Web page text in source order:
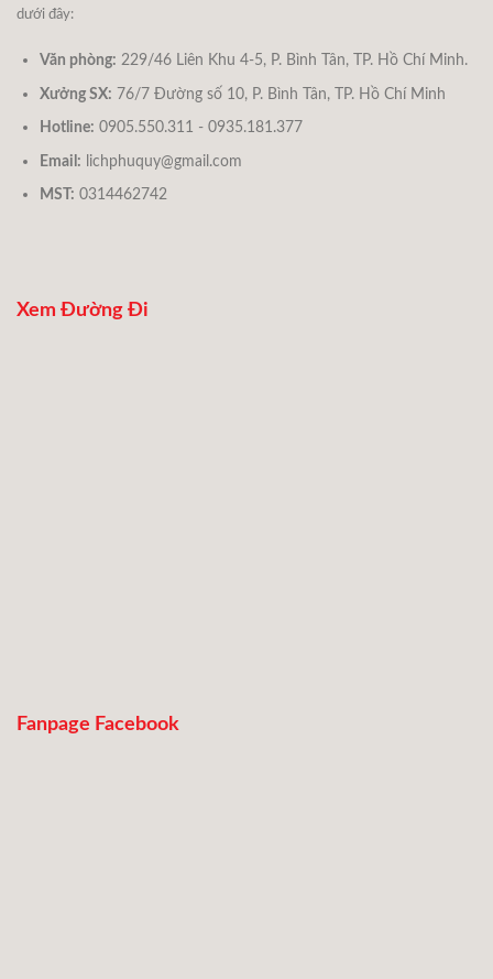
dưới đây:
Văn phòng: 229/46 Liên Khu 4-5, P. Bình Tân, TP. Hồ Chí Minh.
Xưởng SX: 76/7 Đường số 10, P. Bình Tân, TP. Hồ Chí Minh
Hotline: 0905.550.311 - 0935.181.377
Email: lichphuquy@gmail.com
MST: 0314462742
Xem Đường Đi
Fanpage Facebook